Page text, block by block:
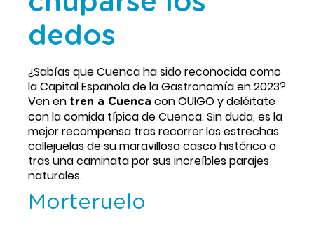
dedos
¿Sabías que Cuenca ha sido reconocida como
la Capital Española de la Gastronomía en 2023?
Ven en tren a Cuenca con OUIGO y deléitate
con la comida típica de Cuenca. Sin duda, es la
mejor recompensa tras recorrer las estrechas
callejuelas de su maravilloso casco histórico o
tras una caminata por sus increíbles parajes
naturales.
Morteruelo